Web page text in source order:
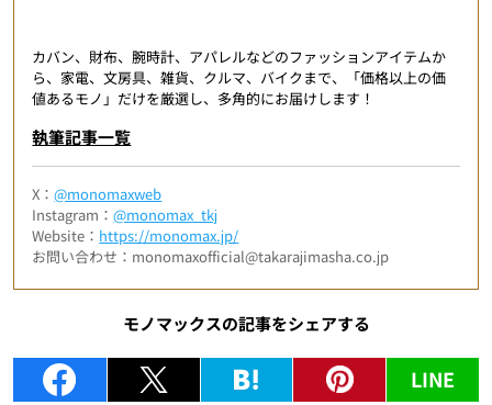
カバン、財布、腕時計、アパレルなどのファッションアイテムか
ら、家電、文房具、雑貨、クルマ、バイクまで、「価格以上の価
値あるモノ」だけを厳選し、多角的にお届けします！
執筆記事一覧
X：@monomaxweb
Instagram：@monomax_tkj
Website： https://monomax.jp/
お問い合わせ：monomaxofficial@takarajimasha.co.jp
モノマックスの記事をシェアする
LINE